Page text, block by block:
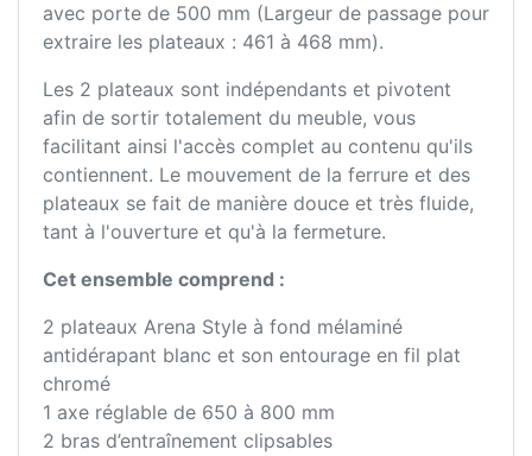
avec porte de 500 mm (Largeur de passage pour
extraire les plateaux : 461 à 468 mm).
Les 2 plateaux sont indépendants et pivotent
afin de sortir totalement du meuble, vous
facilitant ainsi l'accès complet au contenu qu'ils
contiennent. Le mouvement de la ferrure et des
plateaux se fait de manière douce et très fluide,
tant à l'ouverture et qu'à la fermeture.
Cet ensemble comprend :
2 plateaux Arena Style à fond mélaminé
antidérapant blanc et son entourage en fil plat
chromé
1 axe réglable de 650 à 800 mm
2 bras d’entraînement clipsables